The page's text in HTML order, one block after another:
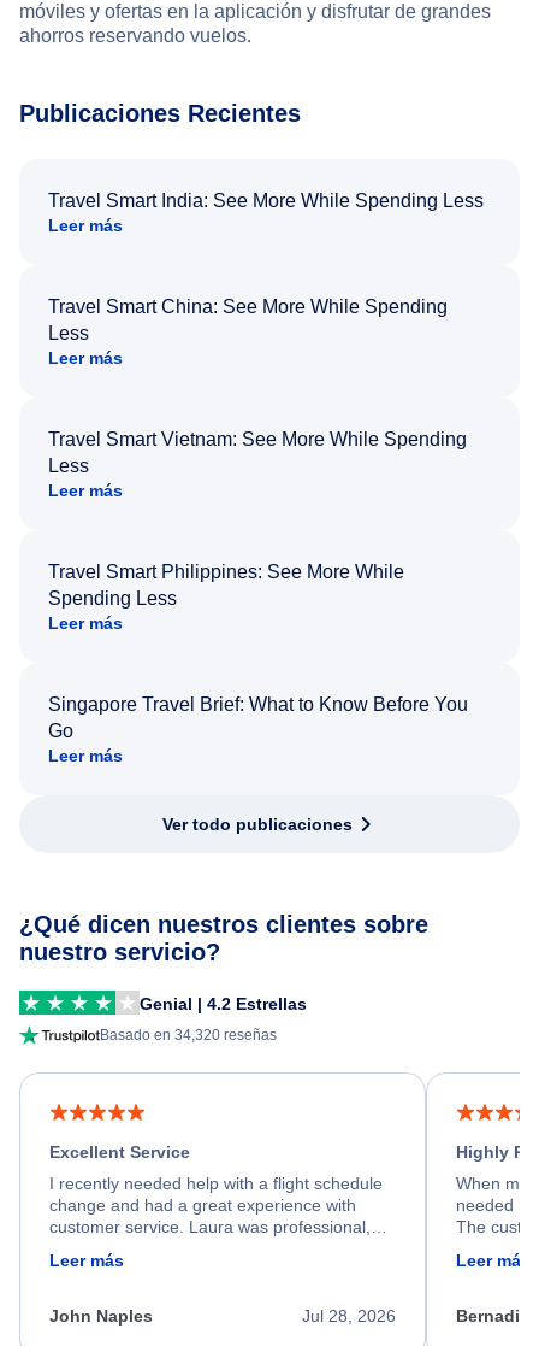
móviles y ofertas en la aplicación y disfrutar de grandes
ahorros reservando vuelos.
Publicaciones Recientes
Travel Smart India: See More While Spending Less
Leer más
Travel Smart China: See More While Spending
Less
Leer más
Travel Smart Vietnam: See More While Spending
Less
Leer más
Travel Smart Philippines: See More While
Spending Less
Leer más
Singapore Travel Brief: What to Know Before You
Go
Leer más
Ver todo publicaciones
¿Qué dicen nuestros clientes sobre
nuestro servicio?
Genial | 4.2 Estrellas
Basado en 34,320 reseñas
Excellent Service
I recently needed help with a flight schedule
change and had a great experience with
customer service. Laura was professional,
process. She quickly found a solution and
appreciate her excellent service.
Leer más
Jul 28, 2026
John Naples
Highly
When my
needed
The
Leer más